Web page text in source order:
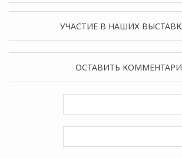
УЧАСТИЕ В НАШИХ
ОСТАВИТЬ